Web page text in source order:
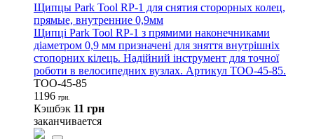
Щипцы Park Tool RP-1 для снятия сторорных колец,
прямые, внутренние 0,9мм
Щипці Park Tool RP-1 з прямими наконечниками
діаметром 0,9 мм призначені для зняття внутрішніх
стопорних кілець. Надійний інструмент для точної
роботи в велосипедних вузлах. Артикул TOO-45-85.
TOO-45-85
1196 грн.
Кэшбэк 11 грн
заканчивается